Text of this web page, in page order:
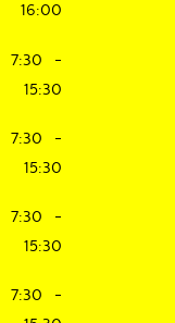
16:00
7:30 -
15:30
7:30 -
15:30
7:30 -
15:30
7:30 -